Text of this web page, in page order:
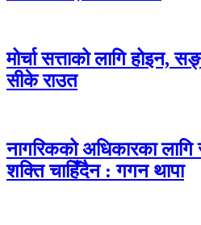
मोर्चा सत्ताको लागि होइन,
सीके राउत
नागरिकको अधिकारका लागि
शक्ति चाहिँदैन : गगन थापा